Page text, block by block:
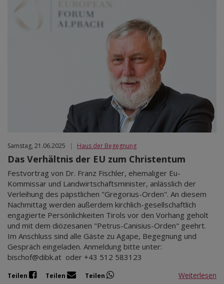
Samstag, 21.06.2025 | Haus der Begegnung
Das Verhältnis der EU zum Christentum
Festvortrag von Dr. Franz Fischler, ehemaliger Eu-
Kommissar und Landwirtschaftsminister, anlässlich der
Verleihung des päpstlichen "Gregorius-Orden". An diesem
Nachmittag werden außerdem kirchlich-gesellschaftlich
engagierte Persönlichkeiten Tirols vor den Vorhang geholt
und mit dem diözesanen "Petrus-Canisius-Orden" geehrt.
Im Anschluss sind alle Gäste zu Agape, Begegnung und
Gespräch eingeladen. Anmeldung bitte unter:
bischof@dibk.at oder +43 512 583123
Teilen Teilen Teilen Weiterlesen